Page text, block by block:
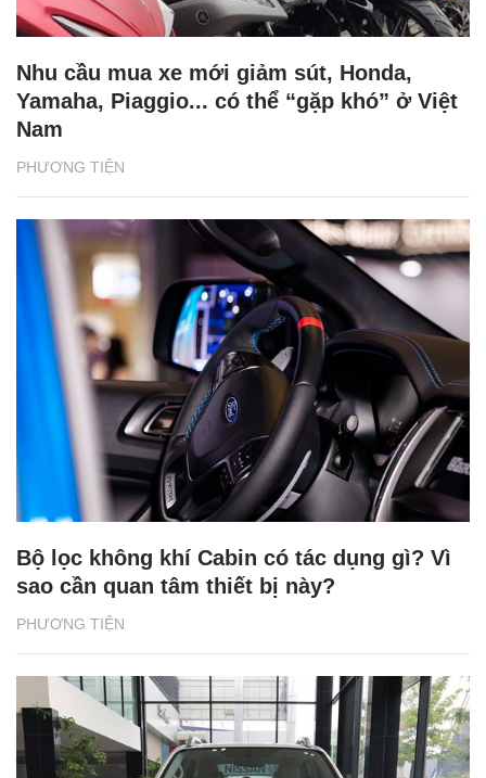
PHƯƠNG TIỆN
Nhu cầu mua xe mới giảm sút, Honda,
Yamaha, Piaggio... có thể “gặp khó” ở Việt
Nam
PHƯƠNG TIỆN
Bộ lọc không khí Cabin có tác dụng gì? Vì
sao cần quan tâm thiết bị này?